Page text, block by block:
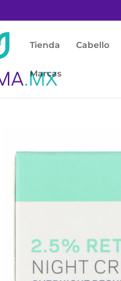
Tienda Cabello
Marcas